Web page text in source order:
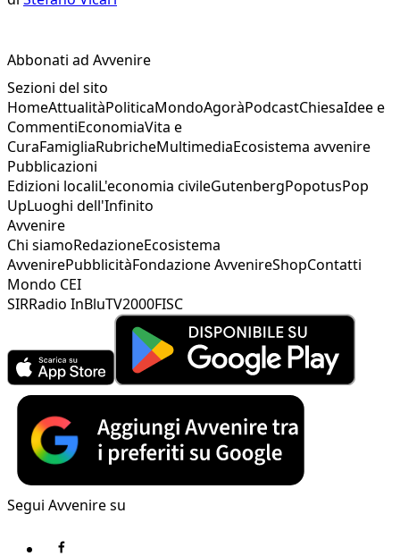
Abbonati ad Avvenire
Sezioni del sito
HomeAttualitàPoliticaMondoAgoràPodcastChiesaIdee e
CommentiEconomiaVita e
CuraFamigliaRubricheMultimediaEcosistema avvenire
Pubblicazioni
Edizioni localiL'economia civileGutenbergPopotusPop
UpLuoghi dell'Infinito
Avvenire
Chi siamoRedazioneEcosistema
AvvenirePubblicitàFondazione AvvenireShopContatti
Mondo CEI
SIRRadio InBluTV2000FISC
Segui Avvenire su